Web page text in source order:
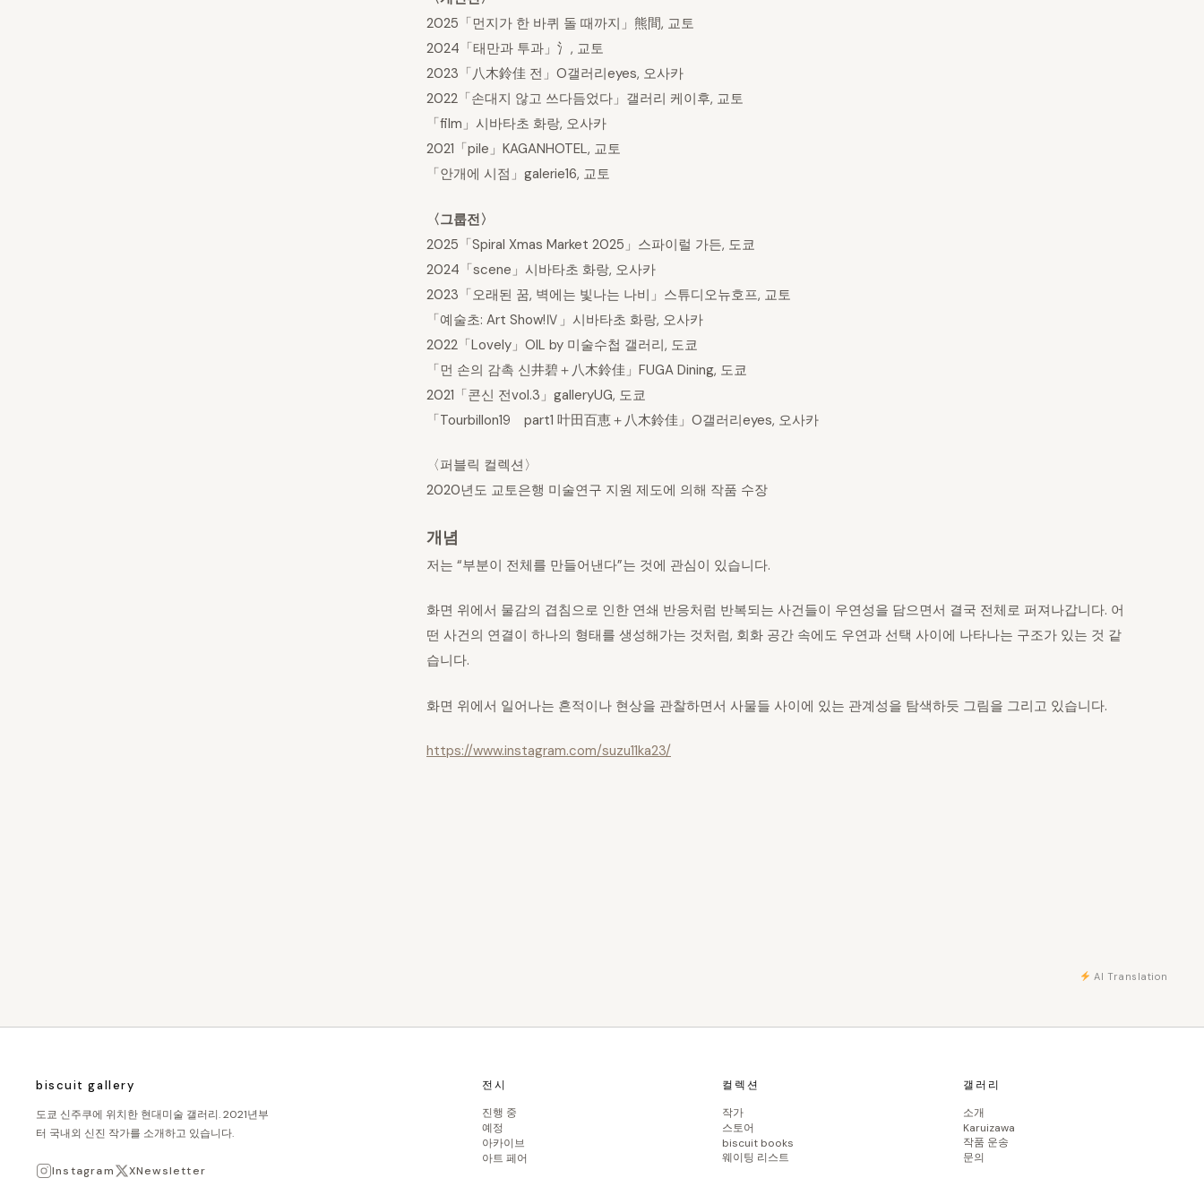
2025「먼지가 한 바퀴 돌 때까지」熊間, 교토
2024「태만과 투과」氵, 교토
2023「八木鈴佳 전」O갤러리eyes, 오사카
2022「손대지 않고 쓰다듬었다」갤러리 케이후, 교토
「film」시바타초 화랑, 오사카
2021「pile」KAGANHOTEL, 교토
「안개에 시점」galerie16, 교토
〈그룹전〉
2025「Spiral Xmas Market 2025」스파이럴 가든, 도쿄
2024「scene」시바타초 화랑, 오사카
2023「오래된 꿈, 벽에는 빛나는 나비」스튜디오뉴호프, 교토
「예술초: Art Show!Ⅳ」시바타초 화랑, 오사카
2022「Lovely」OIL by 미술수첩 갤러리, 도쿄
「먼 손의 감촉 신井碧＋八木鈴佳」FUGA Dining, 도쿄
2021「콘신 전vol.3」galleryUG, 도쿄
「Tourbillon19 part1 叶田百恵＋八木鈴佳」O갤러리eyes, 오사카
〈퍼블릭 컬렉션〉
2020년도 교토은행 미술연구 지원 제도에 의해 작품 수장
개념
저는 “부분이 전체를 만들어낸다”는 것에 관심이 있습니다.
화면 위에서 물감의 겹침으로 인한 연쇄 반응처럼 반복되는 사건들이 우연성을 담으면서 결국 전체로 퍼져나갑니다. 어
떤 사건의 연결이 하나의 형태를 생성해가는 것처럼, 회화 공간 속에도 우연과 선택 사이에 나타나는 구조가 있는 것 같
습니다.
화면 위에서 일어나는 흔적이나 현상을 관찰하면서 사물들 사이에 있는 관계성을 탐색하듯 그림을 그리고 있습니다.
https://www.instagram.com/suzu11ka23/
AI Translation
biscuit gallery
도쿄 신주쿠에 위치한 현대미술 갤러리. 2021년부
터 국내외 신진 작가를 소개하고 있습니다.
Instagram XNewsletter
전시
진행 중
예정
아카이브
아트 페어
컬렉션
작가
스토어
biscuit books
웨이팅 리스트
갤러리
소개
Karuizawa
작품 운송
문의